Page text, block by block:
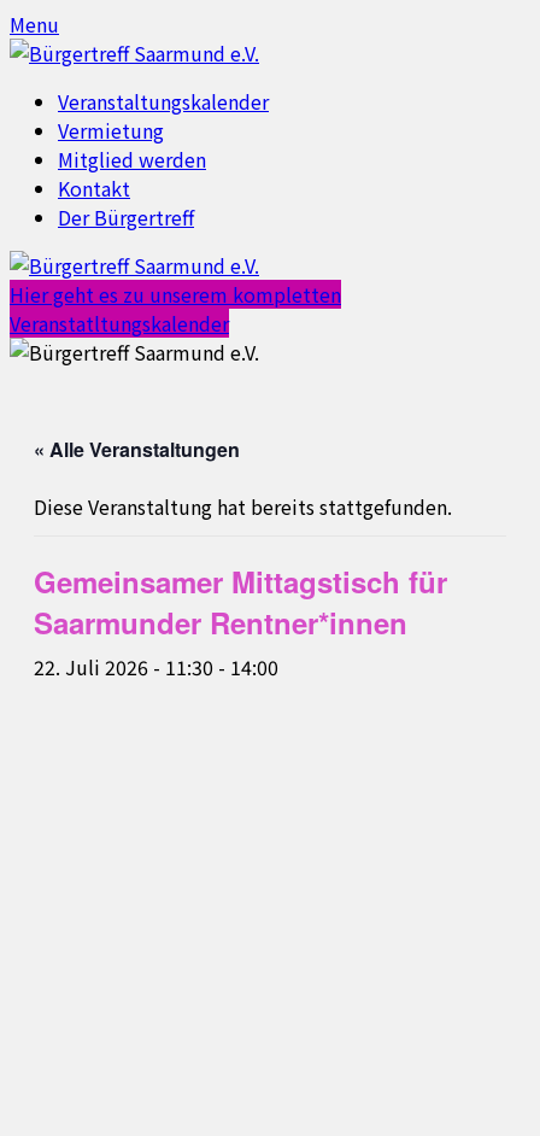
Skip
to
Skip
to
Menu
Veranstaltungskalender
Vermietung
Mitglied werden
Kontakt
Der Bürgertreff
Hier geht es zu unserem kompletten
Veranstatltungskalender
« Alle Veranstaltungen
Diese Veranstaltung hat bereits stattgefunden.
Gemeinsamer Mittagstisch für
Saarmunder Rentner*innen
22. Juli 2026 - 11:30 - 14:00